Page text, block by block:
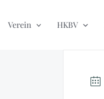
Verein HKBV